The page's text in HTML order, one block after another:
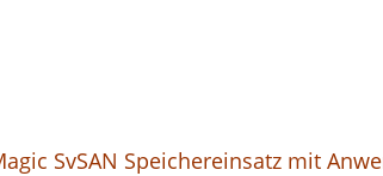
SvSAN Speichereinsatz mit